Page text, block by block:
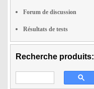
Forum de discussion
Résultats de tests
Recherche produits: